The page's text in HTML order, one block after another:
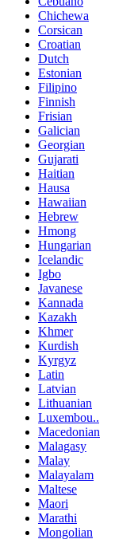
Chichewa
Corsican
Croatian
Dutch
Estonian
Filipino
Finnish
Frisian
Galician
Georgian
Gujarati
Haitian
Hausa
Hawaiian
Hebrew
Hmong
Hungarian
Icelandic
Igbo
Javanese
Kannada
Kazakh
Khmer
Kurdish
Kyrgyz
Latin
Latvian
Lithuanian
Luxembou..
Macedonian
Malagasy
Malay
Malayalam
Maltese
Maori
Marathi
Mongolian